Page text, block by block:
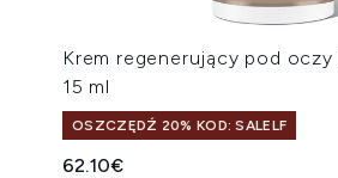
Krem regenerujący pod oczy
15 ml
OSZCZĘDŹ 20% KOD: SALELF
62.10€